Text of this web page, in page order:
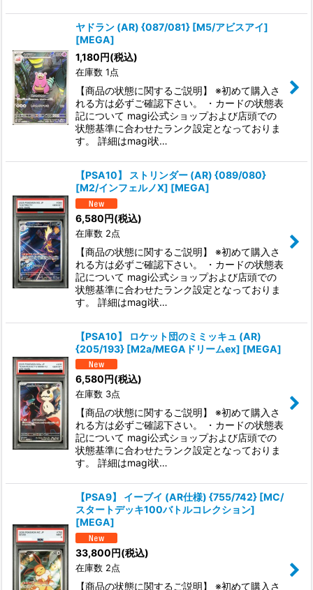
ヤドラン (AR) {087/081} [M5/アビスアイ]
[MEGA]
1,180円(税込)
在庫数 1点
【商品の状態に関するご説明】 ※初めて購入さ
れる方は必ずご確認下さい。 ・カードの状態表
記について magi公式ショップおよび店頭での
状態基準に合わせたランク設定となっておりま
す。 詳細はmagi状…
【PSA10】 ストリンダー (AR) {089/080}
[M2/インフェルノX] [MEGA]
6,580円(税込)
在庫数 2点
【商品の状態に関するご説明】 ※初めて購入さ
れる方は必ずご確認下さい。 ・カードの状態表
記について magi公式ショップおよび店頭での
状態基準に合わせたランク設定となっておりま
す。 詳細はmagi状…
【PSA10】 ロケット団のミミッキュ (AR)
{205/193} [M2a/MEGAドリームex] [MEGA]
6,580円(税込)
在庫数 3点
【商品の状態に関するご説明】 ※初めて購入さ
れる方は必ずご確認下さい。 ・カードの状態表
記について magi公式ショップおよび店頭での
状態基準に合わせたランク設定となっておりま
す。 詳細はmagi状…
【PSA9】 イーブイ (AR仕様) {755/742} [MC/
スタートデッキ100バトルコレクション]
[MEGA]
33,800円(税込)
在庫数 2点
【商品の状態に関するご説明】 ※初めて購入さ